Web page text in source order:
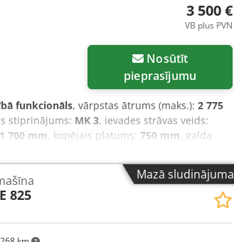
3 500 €
VB plus PVN
pieprasījumu
funkcionāls, vārpstas ātrums (maks.): 2 775
stiprinājums: MK 3, ievades strāvas veids:
1 700 mm, kopējais platums: 750 mm, galda
frēzēšanas iekārta. Iespējama frēzēšana un
piedziņa ar 8 vārpstas ātrumiem.
Dcjdpjy D Ugtefx Aqvok Vārpstas MT3
13mm urbjpatrona. Iekļauts Röhm darbgalda
130mm Galva regulējama leņķī un
izmēri: 100x75x170cm Svars: 270 kg
Mazā sludinājuma
E 825